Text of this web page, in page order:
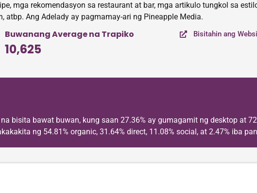
mga rekomendasyon sa restaurant at bar, mga artikulo tungkol sa
Ang Adelady ay pagmamay-ari ng Pineapple Media.
Buwanang Average na Trapiko
10,625
Bisitahin ang
bisita bawat buwan, kung saan 27.36% ay gumagamit ng desktop at
ng 54.81% organic, 31.64% direct, 11.08% social, at 2.47% iba